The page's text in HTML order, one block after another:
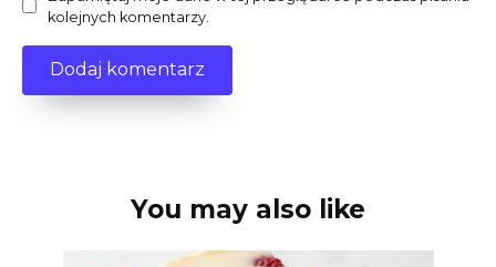
kolejnych komentarzy.
You may also like